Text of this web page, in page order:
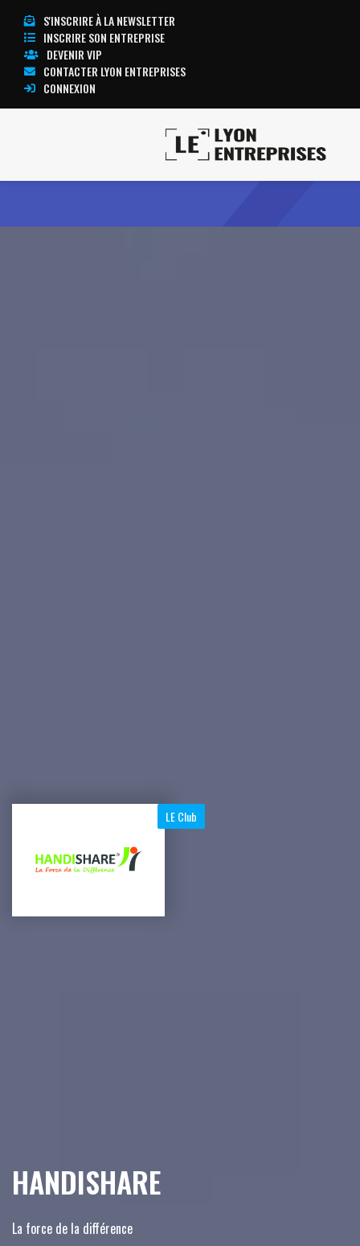
S'INSCRIRE À LA NEWSLETTER
INSCRIRE SON ENTREPRISE
DEVENIR VIP
CONTACTER LYON ENTREPRISES
CONNEXION
LE Club
HANDISHARE
La force de la différence